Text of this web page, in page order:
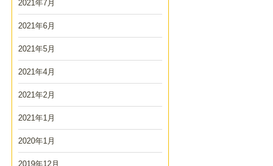
2021年7月
2021年6月
2021年5月
2021年4月
2021年2月
2021年1月
2020年1月
2019年12月